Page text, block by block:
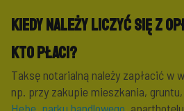
Kiedy należy liczyć się z
kto płaci?
Taksę notarialną należy zapłacić w
np. przy zakupie mieszkania,